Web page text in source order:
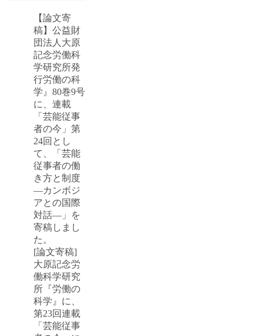
【論文寄
稿】公益財
団法人大原
記念労働科
学研究所発
行労働の科
学』80巻9号
に、連載
「芸能従事
者の今」第
24回とし
て、「芸能
従事者の働
き方と制度
―カンボジ
アとの国際
対話―」を
寄稿しまし
た。
[論文寄稿]
大原記念労
働科学研究
所『労働の
科学』に、
第23回連載
「芸能従事